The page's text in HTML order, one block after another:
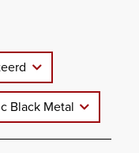
Black Metal